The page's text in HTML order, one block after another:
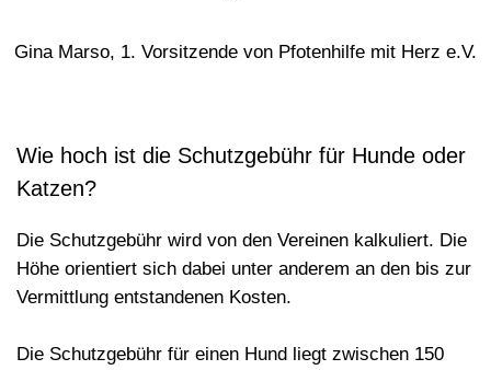
Gina Marso, 1. Vorsitzende von Pfotenhilfe mit Herz e.V.
Wie hoch ist die Schutzgebühr für Hunde oder
Katzen?
Die Schutzgebühr wird von den Vereinen kalkuliert. Die
Höhe orientiert sich dabei unter anderem an den bis zur
Vermittlung entstandenen Kosten.
Die Schutzgebühr für einen Hund liegt zwischen 150